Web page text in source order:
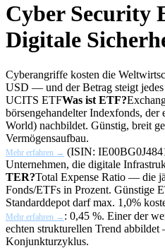
Cyber Security
Digitale
Cyberangriffe kosten die
USD — und der Betrag steigt
UCITS ETFWas ist ETF?
börsengehandelter Indexfonds,
World) nachbildet. Günstig, breit
Vermögensaufbau.
Mehr erfahren → (ISIN:
Unternehmen, die digitale
TER?Total Expense Ratio — die
Fonds/ETFs in Prozent. Günstige
Standarddepot darf max. 1,0%
Mehr erfahren → : 0,45 %. Einer der
echten strukturellen Trend
Konjunkturzyklus.